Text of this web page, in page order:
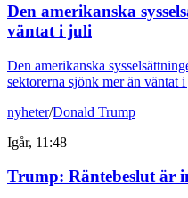
Den amerikanska
väntat i juli
Den amerikanska
sektorerna sjönk mer än väntat
nyheter/Donald Trump
Igår, 11:48
Trump: Räntebeslut är